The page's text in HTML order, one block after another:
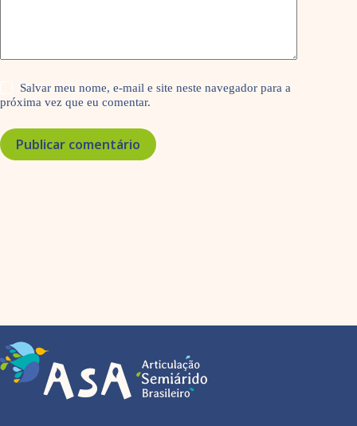
Salvar meu nome, e-mail e site neste navegador para a
próxima vez que eu comentar.
Publicar comentário